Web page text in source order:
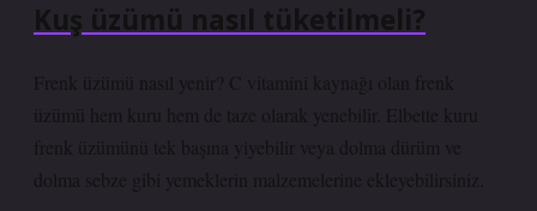
Kuş üzümü nasıl tüketilmeli?
Frenk üzümü nasıl yenir? C vitamini kaynağı olan frenk
üzümü hem kuru hem de taze olarak yenebilir. Elbette kuru
frenk üzümünü tek başına yiyebilir veya dolma dürüm ve
dolma sebze gibi yemeklerin malzemelerine ekleyebilirsiniz.